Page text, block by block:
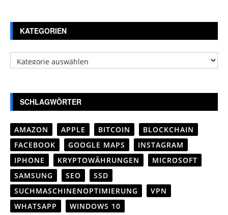
KATEGORIEN
Kategorien
SCHLAGWÖRTER
AMAZON APPLE BITCOIN
BLOCKCHAIN
FACEBOOK
GOOGLE MAPS
INSTAGRAM
IPHONE
KRYPTOWÄHRUNGEN
MICROSOFT
SAMSUNG
SEO
SSD
SUCHMASCHINENOPTIMIERUNG
VPN
WHATSAPP
WINDOWS 10